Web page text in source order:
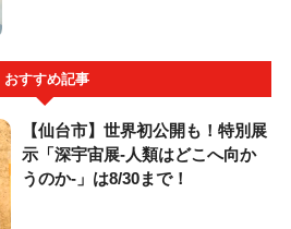
おすすめ記事
【仙台市】世界初公開も！特別展
示「深宇宙展-人類はどこへ向か
うのか-」は8/30まで！